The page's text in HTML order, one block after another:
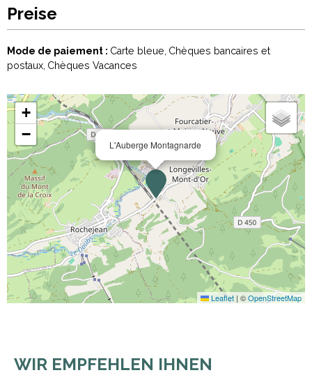
Preise
Mode de paiement : Carte bleue Chèques bancaires et
postaux Chèques Vacances
L'Auberge Montagnarde
+
−
Leaflet | ©OpenStreetMap
WIR EMPFEHLEN IHNEN